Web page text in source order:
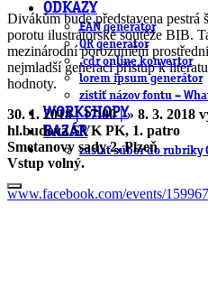
ODKAZY
EAN generátor
QR generátor
.cdr online konvertor
lorem ipsum generátor
zistiť názov fontu –
WORKSHOPY
BAZÁR
zaslať súbor do rubriky
Divákům bude představena
porotu ilustrátorské soutěže BIB.
mezinárodní porozumění
nejmladší generaci přístup k
hodnoty.
30. 1. 2018 | 17:00 | » 8. 3. 2018
hl.budova SVK PK, 1. patro
Smetanovy sady 2, Plzeň
Vstup volný.
www.facebook.com/events/